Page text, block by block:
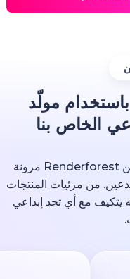
مولّد
الخاص بنا
يقدم مولّد الصور بالذكاء الاصطناعي من Renderforest مرونة
من مرئيات المنتجات
يتكيف مع أي تحد إبداعي